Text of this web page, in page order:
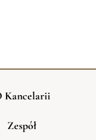
Kancelarii
Zespół